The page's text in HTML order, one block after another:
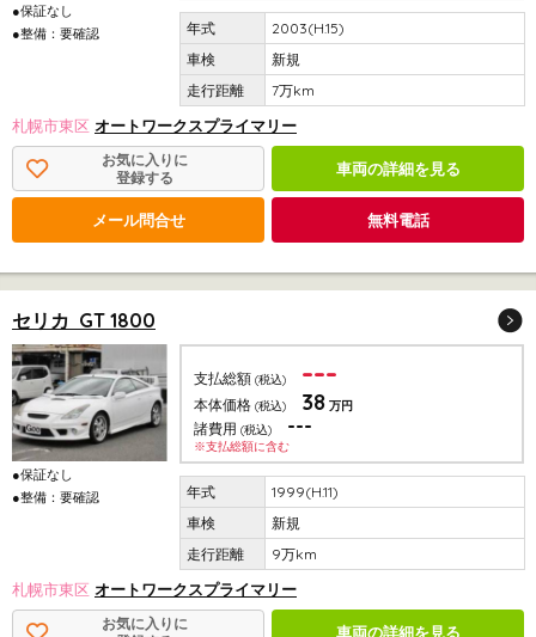
●保証なし
●整備：要確認
2003(H.15)
新規
7万km
札幌市東区 オートワークスプライマリー
お気に入りに
登録する
車両の詳細を見る
メール問合せ 無料電話
セリカ GT 1800
●保証なし
●整備：要確認
支払総額 (税込) ---
本体価格 (税込) 38 万円
諸費用 (税込) ---
※支払総額に含む
1999(H.11)
新規
9万km
札幌市東区 オートワークスプライマリー
お気に入りに
車両の詳細を見る